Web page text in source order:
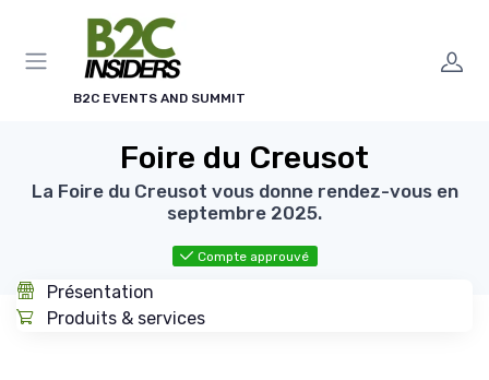
B2C EVENTS AND SUMMIT
Foire du Creusot
La Foire du Creusot vous donne rendez-vous en
septembre 2025.
Compte approuvé
Présentation
Produits & services
Panneau de gestion des cookies